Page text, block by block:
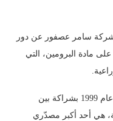
سامر عصفور عن دور
مادة البرومين، التي
وأشار عصفور إلى أن الشركة التي أنشئت عام 1999 بشراكة بين
هي أحد أكبر مصدّري